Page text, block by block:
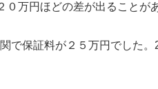
０万円ほどの差が出ること
で保証料が２５万円でした